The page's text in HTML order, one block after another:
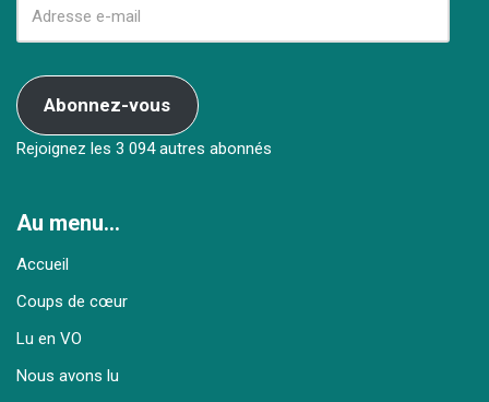
Abonnez-vous
Rejoignez les 3 094 autres abonnés
Au menu…
Accueil
Coups de cœur
Lu en VO
Nous avons lu